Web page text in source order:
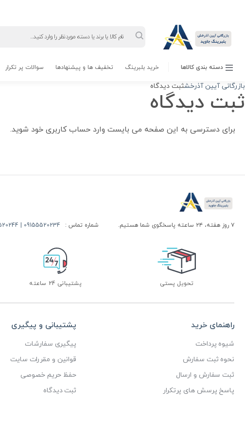
search
دسته بندی کالاها خرید بلبرینگ تخفیف ها و پیشنهادها سوالات پر تکرار
بازرگانی آیین آذرخشثبت دیدگاه
ثبت دیدگاه
برای دسترسی به این صفحه می بایست وارد حساب کاربری خود شوید.
۷ روز هفته، ۲۴ ساعته پاسخگوی شما هستیم. شماره تماس : 09155520234 | 09155520244
تحویل پستی پشتیبانی 24 ساعته
راهنمای خرید
شیوه پرداخت
نحوه ثبت سفارش
ثبت سفارش و ارسال
پاسخ پرسش های پرتکرار
پشتیبانی و پیگیری
پیگیری سفارشات
قوانین و مقررات سایت
حفظ حریم خصوصی
ثبت دیدگاه